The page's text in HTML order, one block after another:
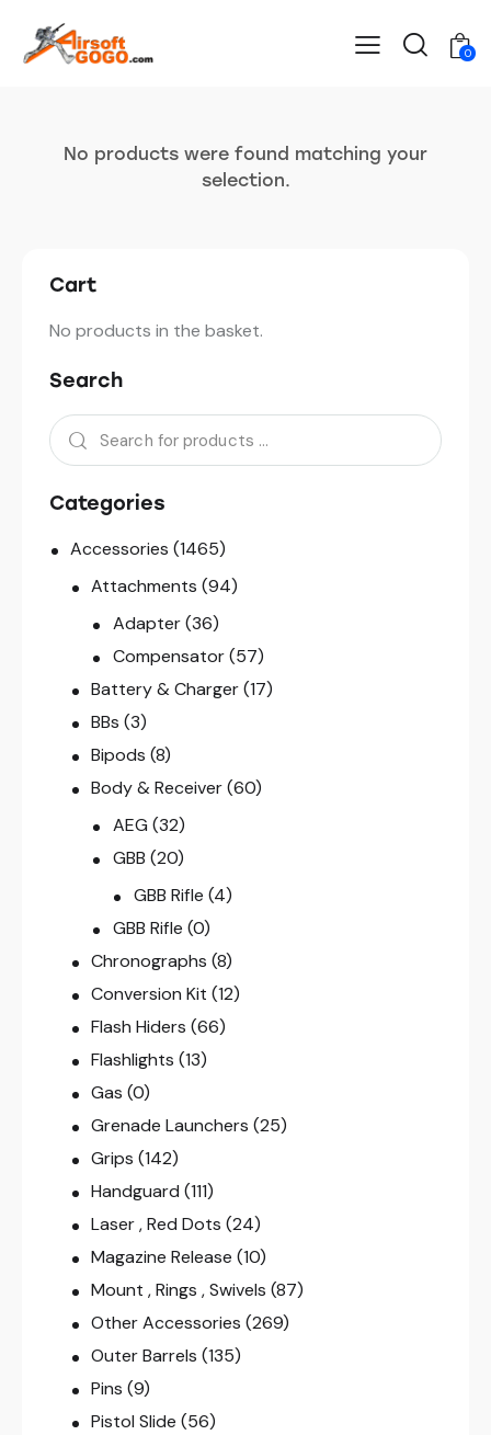
0
No products were found matching your
selection.
Cart
No products in the basket.
Search
Categories
Accessories (1465)
Attachments (94)
Adapter (36)
Compensator (57)
Battery & Charger (17)
BBs (3)
Bipods (8)
Body & Receiver (60)
AEG (32)
GBB (20)
GBB Rifle (4)
GBB Rifle (0)
Chronographs (8)
Conversion Kit (12)
Flash Hiders (66)
Flashlights (13)
Gas (0)
Grenade Launchers (25)
Grips (142)
Handguard (111)
Laser , Red Dots (24)
Magazine Release (10)
Mount , Rings , Swivels (87)
Other Accessories (269)
Outer Barrels (135)
Pins (9)
Pistol Slide (56)